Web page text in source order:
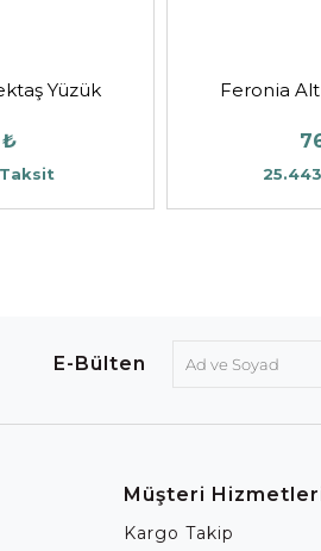
Yüzük
₺
Taksit
Feronia
E-Bülten
Müşteri
Kargo Takip